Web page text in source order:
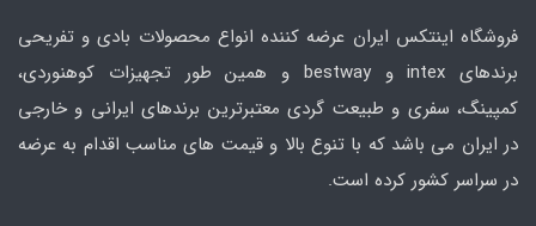
فروشگاه اینتکس ایران عرضه کننده انواع محصولات بادی و تفریحی
برندهای intex و bestway و همین طور تجهیزات کوهنوردی،
کمپینگ، سفری و طبیعت گردی معتبرترین برندهای ایرانی و خارجی
در ایران می باشد که با تنوع بالا و قیمت های مناسب اقدام به عرضه
در سراسر کشور کرده است.